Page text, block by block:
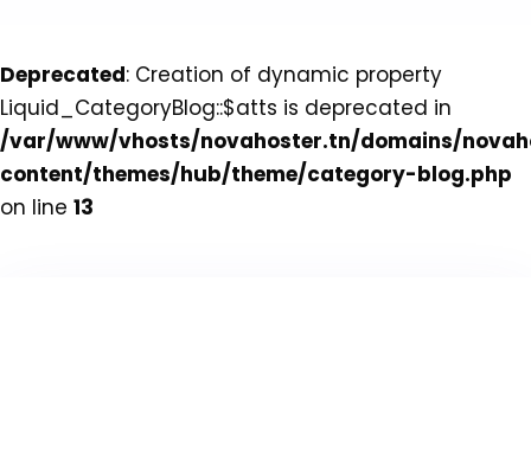
Deprecated: Creation of dynamic property
Liquid_CategoryBlog::$atts is deprecated in
/var/www/vhosts/novahoster.tn/domains/
content/themes/hub/theme/category-blog.php
on line 13